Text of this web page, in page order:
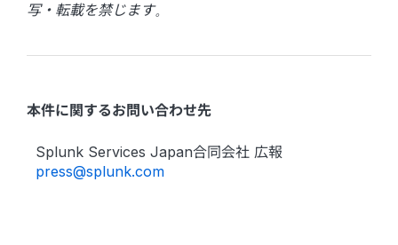
写・転載を禁じます。
本件に関するお問い合わせ先
Splunk Services Japan合同会社 広報
press@splunk.com